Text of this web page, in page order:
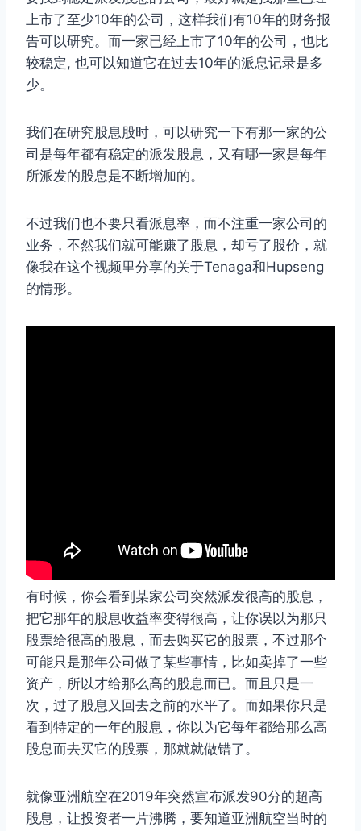
上市了至少10年的公司，这样我们有10年的财务报
告可以研究。而一家已经上市了10年的公司，也比
较稳定, 也可以知道它在过去10年的派息记录是多
少。
我们在研究股息股时，可以研究一下有那一家的公
司是每年都有稳定的派发股息，又有哪一家是每年
所派发的股息是不断增加的。
不过我们也不要只看派息率，而不注重一家公司的
业务，不然我们就可能赚了股息，却亏了股价，就
像我在这个视频里分享的关于Tenaga和Hupseng
的情形。
有时候，你会看到某家公司突然派发很高的股息，
把它那年的股息收益率变得很高，让你误以为那只
股票给很高的股息，而去购买它的股票，不过那个
可能只是那年公司做了某些事情，比如卖掉了一些
资产，所以才给那么高的股息而已。而且只是一
次，过了股息又回去之前的水平了。而如果你只是
看到特定的一年的股息，你以为它每年都给那么高
股息而去买它的股票，那就就做错了。
就像亚洲航空在2019年突然宣布派发90分的超高
股息，让投资者一片沸腾，要知道亚洲航空当时的